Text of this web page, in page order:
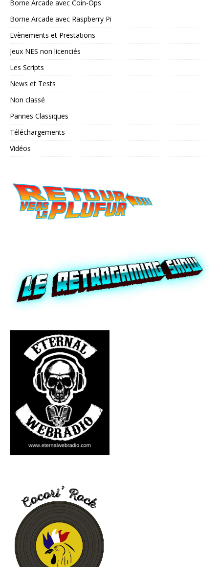
Borne Arcade avec Coin-Ops
Borne Arcade avec Raspberry Pi
Evènements et Prestations
Jeux NES non licenciés
Les Scripts
News et Tests
Non classé
Pannes Classiques
Téléchargements
Vidéos